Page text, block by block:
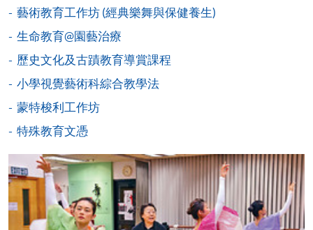
個別課程為須報讀同一學歷頒授課程及其他單元或繳
交下期學費的學員，提供網上服務，如學員就讀的課
網上支付可通過「繳費靈」(PPS) (不適用於手機)、
VISA 或 Mastercard、「微信支付」(Online WeChat
繳付學費。
親身報名/郵遞
藝術教育工作坊 (經典樂舞與保健養生)
生命教育@園藝治療
歷史文化及古蹟教育導賞課程
小學視覺藝術科綜合教學法
蒙特梭利工作坊
特殊教育文憑